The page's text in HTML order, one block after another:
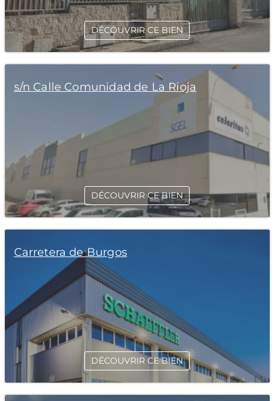
DÉCOUVRIR CE BIEN
s/n Calle Comunidad de La Rioja
DÉCOUVRIR CE BIEN
Carretera de Burgos
DÉCOUVRIR CE BIEN